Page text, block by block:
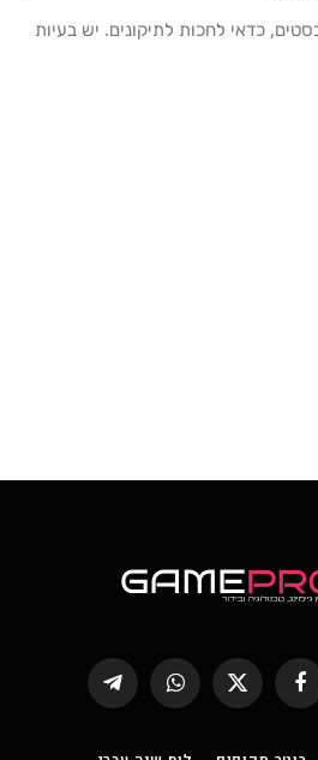
כדאי לחכות לתיקונים. יש בעיות
פייסבוק
X
(טוויטר)
WhatsApp
Telegram